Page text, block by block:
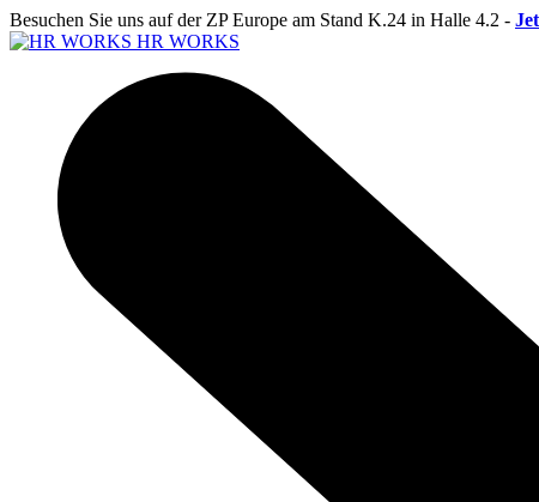
Besuchen Sie uns auf der ZP Europe am Stand K.24 in Halle 4.2 -
HR WORKS